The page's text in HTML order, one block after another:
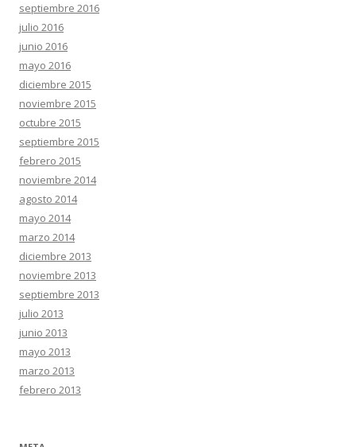
septiembre 2016
julio 2016
junio 2016
mayo 2016
diciembre 2015
noviembre 2015
octubre 2015
septiembre 2015
febrero 2015
noviembre 2014
agosto 2014
mayo 2014
marzo 2014
diciembre 2013
noviembre 2013
septiembre 2013
julio 2013
junio 2013
mayo 2013
marzo 2013
febrero 2013